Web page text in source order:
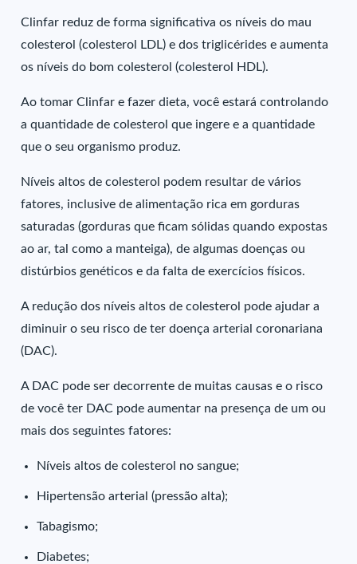
Clinfar reduz de forma significativa os níveis do mau
colesterol (colesterol LDL) e dos triglicérides e aumenta
os níveis do bom colesterol (colesterol HDL).
Ao tomar Clinfar e fazer dieta, você estará controlando
a quantidade de colesterol que ingere e a quantidade
que o seu organismo produz.
Níveis altos de colesterol podem resultar de vários
fatores, inclusive de alimentação rica em gorduras
saturadas (gorduras que ficam sólidas quando expostas
ao ar, tal como a manteiga), de algumas doenças ou
distúrbios genéticos e da falta de exercícios físicos.
A redução dos níveis altos de colesterol pode ajudar a
diminuir o seu risco de ter doença arterial coronariana
(DAC).
A DAC pode ser decorrente de muitas causas e o risco
de você ter DAC pode aumentar na presença de um ou
mais dos seguintes fatores:
Níveis altos de colesterol no sangue;
Hipertensão arterial (pressão alta);
Tabagismo;
Diabetes;